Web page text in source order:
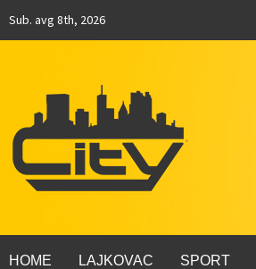
Sub. avg 8th, 2026
HOME LAJKOVAC SPORT